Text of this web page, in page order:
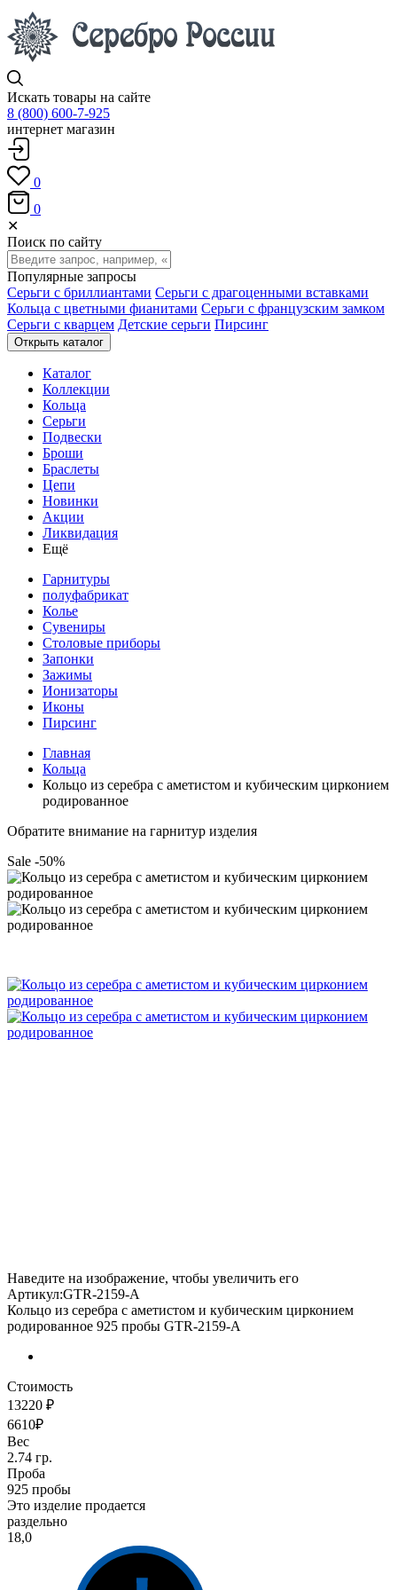
Искать товары на сайте
8 (800) 600-7-925
интернет магазин
0
0
✕
Поиск по сайту
Популярные запросы
Серьги с бриллиантами Серьги с драгоценными вставками
Кольца с цветными фианитами Серьги с французским замком
Серьги с кварцем Детские серьги Пирсинг
Открыть каталог
Каталог
Коллекции
Кольца
Серьги
Подвески
Броши
Браслеты
Цепи
Новинки
Акции
Ликвидация
Ещё
Гарнитуры
полуфабрикат
Колье
Сувениры
Столовые приборы
Запонки
Зажимы
Ионизаторы
Иконы
Пирсинг
Главная
Кольца
Кольцо из серебра с аметистом и кубическим цирконием
родированное
Обратите внимание на гарнитур изделия
Sale -50%
Наведите на изображение, чтобы увеличить его
Артикул:GTR-2159-A
Кольцо из серебра с аметистом и кубическим цирконием
родированное 925 пробы GTR-2159-A
Стоимость
13220 ₽
6610₽
Вес
2.74 гр.
Проба
925 пробы
Это изделие продается
раздельно
18,0